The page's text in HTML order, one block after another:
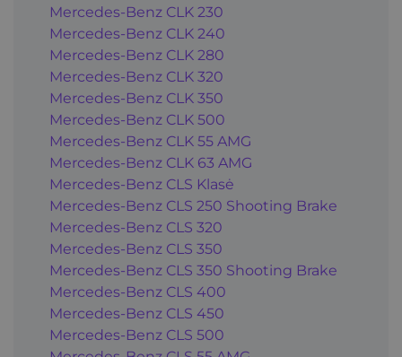
Mercedes-Benz CLK 230
Mercedes-Benz CLK 240
Mercedes-Benz CLK 280
Mercedes-Benz CLK 320
Mercedes-Benz CLK 350
Mercedes-Benz CLK 500
Mercedes-Benz CLK 55 AMG
Mercedes-Benz CLK 63 AMG
Mercedes-Benz CLS Klasė
Mercedes-Benz CLS 250 Shooting Brake
Mercedes-Benz CLS 320
Mercedes-Benz CLS 350
Mercedes-Benz CLS 350 Shooting Brake
Mercedes-Benz CLS 400
Mercedes-Benz CLS 450
Mercedes-Benz CLS 500